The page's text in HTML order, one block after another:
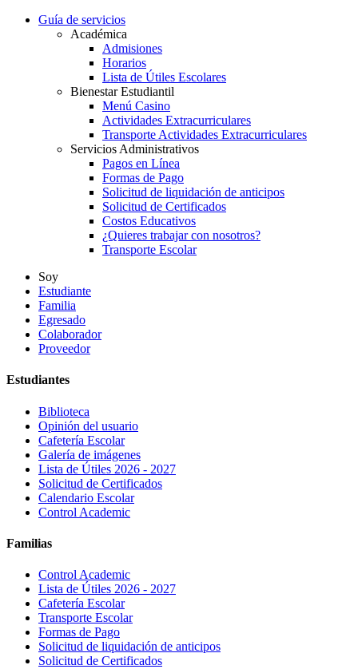
Guía de servicios
Académica
Admisiones
Horarios
Lista de Útiles Escolares
Bienestar Estudiantil
Menú Casino
Actividades Extracurriculares
Transporte Actividades Extracurriculares
Servicios Administrativos
Pagos en Línea
Formas de Pago
Solicitud de liquidación de anticipos
Solicitud de Certificados
Costos Educativos
¿Quieres trabajar con nosotros?
Transporte Escolar
Soy
Estudiante
Familia
Egresado
Colaborador
Proveedor
Estudiantes
Biblioteca
Opinión del usuario
Cafetería Escolar
Galería de imágenes
Lista de Útiles 2026 - 2027
Solicitud de Certificados
Calendario Escolar
Control Academic
Familias
Control Academic
Lista de Útiles 2026 - 2027
Cafetería Escolar
Transporte Escolar
Formas de Pago
Solicitud de liquidación de anticipos
Solicitud de Certificados